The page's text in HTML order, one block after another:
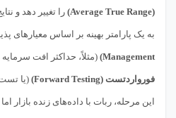
(Average True Range) را تغییر دهد و
به یک پارامتر بهینه بر اساس معیارهای
Management) (مثلاً، حداکثر افت سرمایه زیر ۲۰٪)، ربات باید وارد
فورواردتست (Forward Testing) (یا
این مرحله، ربات با داده‌های زنده بازار